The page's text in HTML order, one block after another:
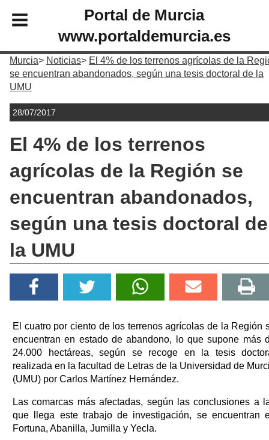
Portal de Murcia
www.portaldemurcia.es
Murcia Noticias
El 4% de los terrenos agrícolas de la
se encuentran abandonados, según una tesis doctoral de la
UMU
28/07/2017
El 4% de los terrenos
agrícolas de la Región se
encuentran abandonados,
según una tesis doctoral de
la UMU
El cuatro por ciento de los terrenos agrícolas de la Región
encuentran en estado de abandono, lo que supone más
24.000 hectáreas, según se recoge en la tesis
realizada en la facultad de Letras de la Universidad de
(UMU) por Carlos Martínez Hernández.
Las comarcas más afectadas, según las conclusiones a
que llega este trabajo de investigación, se encuentran
Fortuna, Abanilla, Jumilla y Yecla.